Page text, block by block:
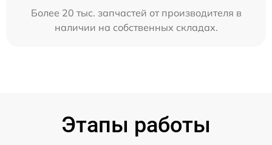
Более 20 тыс. запчастей от производителя в
наличии на собственных складах.
Этапы работы